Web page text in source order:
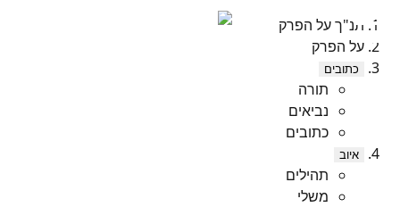
תנ"ך על הפרק
על הפרק
כתובים
תורה
נביאים
כתובים
איוב
תהילים
משלי